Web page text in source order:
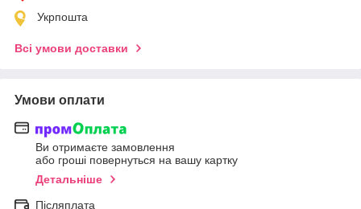
Укрпошта
Всі умови доставки
Умови оплати
Ви отримаєте замовлення
або гроші повернуться на вашу картку
Детальніше
Післяплата